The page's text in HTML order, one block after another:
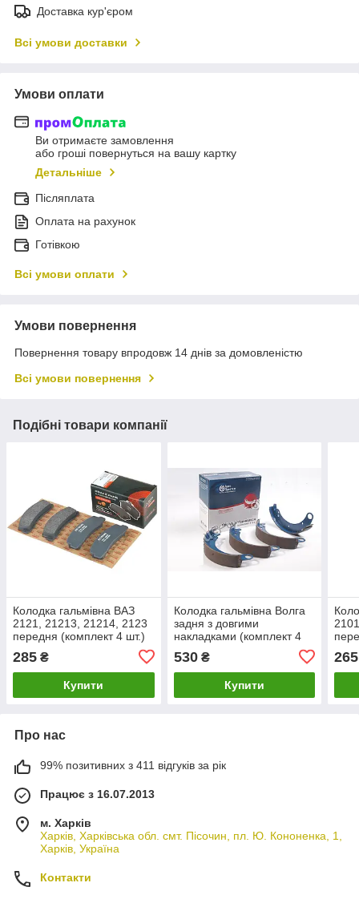
Доставка кур'єром
Всі умови доставки
Умови оплати
Ви отримаєте замовлення
або гроші повернуться на вашу картку
Детальніше
Післяплата
Оплата на рахунок
Готівкою
Всі умови оплати
Умови повернення
Повернення товару впродовж 14 днів за домовленістю
Всі умови повернення
Подібні товари компанії
Колодка гальмівна ВАЗ
2121, 21213, 21214, 2123
передня (комплект 4 шт.)
EXTREME)
285 ₴
Купити
Колодка гальмівна Волга
задня з довгими
накладками (комплект 4
Престиж)
530₴
Купити
265
Про нас
99% позитивних з 411 відгуків за рік
Працює з 16.07.2013
м. Харків
Харків, Харківська обл. смт. Пісочин, пл. Ю. Кононенка, 1,
Харків, Україна
Контакти